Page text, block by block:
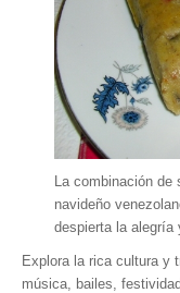
La combinación
navideño
despierta la
Explora la rica cultura y
música, bailes,